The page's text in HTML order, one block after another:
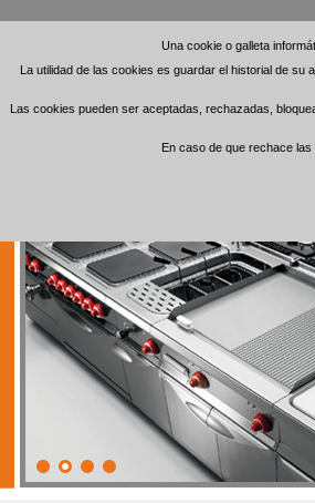
Una cookie o galleta
La utilidad de las cookies es guardar el historial de
Las cookies pueden ser aceptadas, rechazadas,
En caso de que rechace
Una cookie o galleta
La utilidad de las cookies es guardar el historial de
Las cookies pueden ser aceptadas, rechazadas,
En caso de que rechace